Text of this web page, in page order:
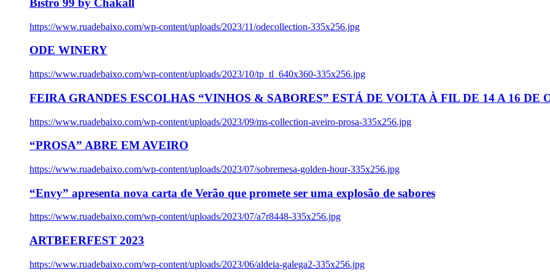
Bistro 99 by Chakall
https://www.ruadebaixo.com/wp-content/uploads/2023/11/odecollection-335x256.jpg
ODE WINERY
https://www.ruadebaixo.com/wp-content/uploads/2023/10/tp_tl_640x360-335x256.jpg
FEIRA GRANDES ESCOLHAS “VINHOS & SABORES” ESTÁ DE VOLTA À FIL DE 14 A 16 DE
https://www.ruadebaixo.com/wp-content/uploads/2023/09/ms-collection-aveiro-prosa-335x256.jpg
“PROSA” ABRE EM AVEIRO
https://www.ruadebaixo.com/wp-content/uploads/2023/07/sobremesa-golden-hour-335x256.jpg
“Envy” apresenta nova carta de Verão que promete ser uma explosão de sabores
https://www.ruadebaixo.com/wp-content/uploads/2023/07/a7r8448-335x256.jpg
ARTBEERFEST 2023
https://www.ruadebaixo.com/wp-content/uploads/2023/06/aldeia-galega2-335x256.jpg